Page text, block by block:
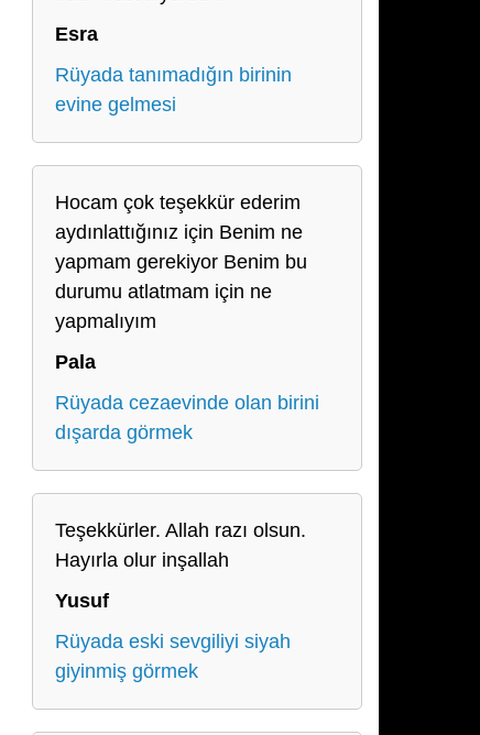
Esra
Rüyada tanımadığın birinin
evine gelmesi
Hocam çok teşekkür ederim
aydınlattığınız için Benim ne
yapmam gerekiyor Benim bu
durumu atlatmam için ne
yapmalıyım
Pala
Rüyada cezaevinde olan birini
dışarda görmek
Teşekkürler. Allah razı olsun.
Hayırla olur inşallah
Yusuf
Rüyada eski sevgiliyi siyah
giyinmiş görmek